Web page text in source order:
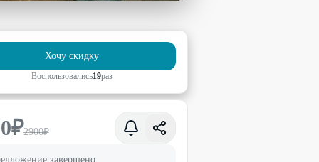
Хочу скидку
Воспользовались19раз
₽2900₽
завершено